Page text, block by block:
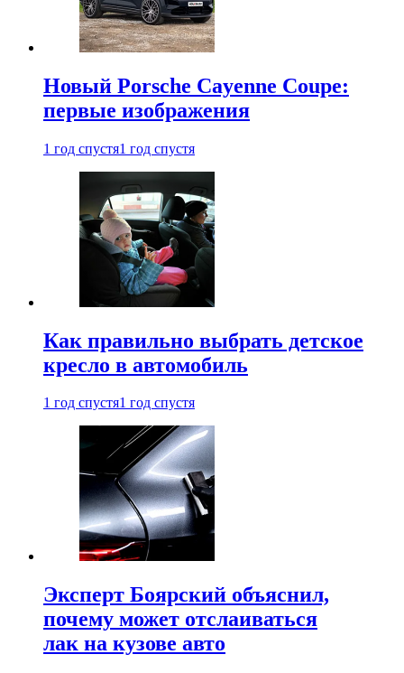
Новый Porsche Cayenne Coupe:
первые изображения
1 год спустя1 год спустя
Как правильно выбрать детское
кресло в автомобиль
1 год спустя1 год спустя
Эксперт Боярский объяснил,
почему может отслаиваться
лак на кузове авто